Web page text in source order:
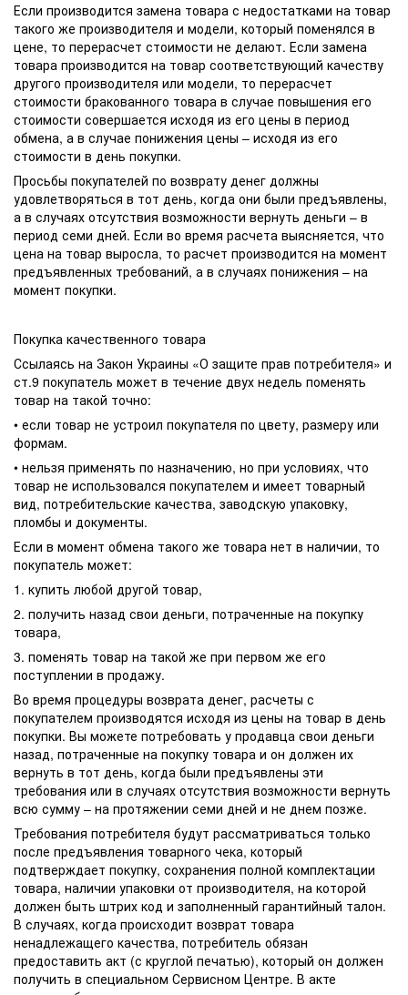
Если производится замена товара с недостатками на товар
такого же производителя и модели, который поменялся в
цене, то перерасчет стоимости не делают. Если замена
товара производится на товар соответствующий качеству
другого производителя или модели, то перерасчет
стоимости бракованного товара в случае повышения его
стоимости совершается исходя из его цены в период
обмена, а в случае понижения цены – исходя из его
стоимости в день покупки.
Просьбы покупателей по возврату денег должны
удовлетворяться в тот день, когда они были предъявлены,
а в случаях отсутствия возможности вернуть деньги – в
период семи дней. Если во время расчета выясняется, что
цена на товар выросла, то расчет производится на момент
предъявленных требований, а в случаях понижения – на
момент покупки.
Покупка качественного товара
Ссылаясь на Закон Украины «О защите прав потребителя» и
ст.9 покупатель может в течение двух недель поменять
товар на такой точно:
• если товар не устроил покупателя по цвету, размеру или
формам.
• нельзя применять по назначению, но при условиях, что
товар не использовался покупателем и имеет товарный
вид, потребительские качества, заводскую упаковку,
пломбы и документы.
Если в момент обмена такого же товара нет в наличии, то
покупатель может:
1. купить любой другой товар,
2. получить назад свои деньги, потраченные на покупку
товара,
3. поменять товар на такой же при первом же его
поступлении в продажу.
Во время процедуры возврата денег, расчеты с
покупателем производятся исходя из цены на товар в день
покупки. Вы можете потребовать у продавца свои деньги
назад, потраченные на покупку товара и он должен их
вернуть в тот день, когда были предъявлены эти
требования или в случаях отсутствия возможности вернуть
всю сумму – на протяжении семи дней и не днем позже.
Требования потребителя будут рассматриваться только
после предъявления товарного чека, который
подтверждает покупку, сохранения полной комплектации
товара, наличии упаковки от производителя, на которой
должен быть штрих код и заполненный гарантийный талон.
В случаях, когда происходит возврат товара
ненадлежащего качества, потребитель обязан
предоставить акт (с круглой печатью), который он должен
получить в специальном Сервисном Центре. В акте